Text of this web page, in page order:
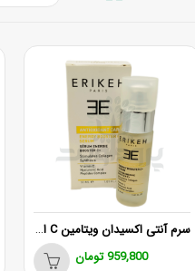
سرم آنتی‌ اکسیدان ویتامین C اریکه
959,800تومان